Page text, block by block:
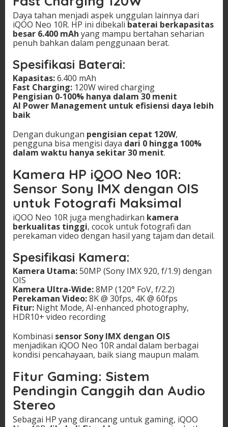
Daya tahan menjadi aspek unggulan lainnya dari
iQOO Neo 10R. HP ini dibekali baterai berkapasitas
besar 6.400 mAh yang mampu bertahan seharian
penuh bahkan dalam penggunaan berat.
Spesifikasi Baterai:
Kapasitas:6.400 mAh
Fast Charging: 120W wired charging
Pengisian 0-100% hanya dalam 30 menit
AI Power Management untuk efisiensi daya lebih
baik
Dengan dukungan pengisian cepat 120W,
pengguna bisa mengisi daya dari 0 hingga 100%
dalam waktu hanya sekitar 30 menit.
Kamera HP iQOO Neo 10R:
Sensor Sony IMX dengan OIS
untuk Fotografi Maksimal
iQOO Neo 10R juga menghadirkan kamera
berkualitas tinggi, cocok untuk fotografi dan
perekaman video dengan hasil yang tajam dan detail.
Spesifikasi Kamera:
Kamera Utama:50MP (Sony IMX 920, f/1.9) dengan
OIS
Kamera Ultra-Wide:8MP (120° FoV, f/2.2)
Perekaman Video:8K @ 30fps, 4K @ 60fps
Fitur: Night Mode, AI-enhanced photography,
HDR10+ video recording
Kombinasi sensor Sony IMX dengan OIS
menjadikan iQOO Neo 10R andal dalam berbagai
kondisi pencahayaan, baik siang maupun malam.
Fitur Gaming: Sistem
Pendingin Canggih dan Audio
Stereo
Sebagai HP yang dirancang untuk gaming, iQOO